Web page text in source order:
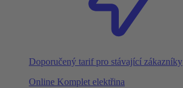
Doporučený tarif pro stávající zákazníky
Online Komplet elektřina